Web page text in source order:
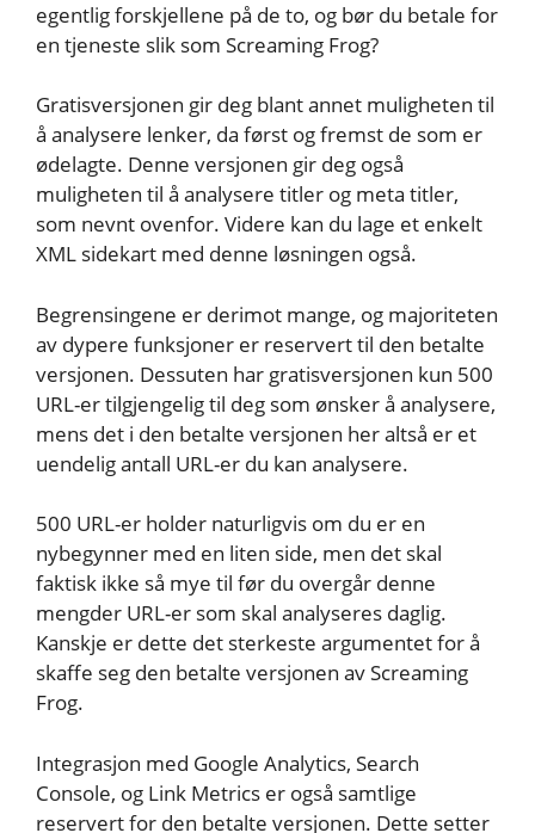
egentlig forskjellene på de to, og bør du betale for
en tjeneste slik som Screaming Frog?
Gratisversjonen gir deg blant annet muligheten til
å analysere lenker, da først og fremst de som er
ødelagte. Denne versjonen gir deg også
muligheten til å analysere titler og meta titler,
som nevnt ovenfor. Videre kan du lage et enkelt
XML sidekart med denne løsningen også.
Begrensingene er derimot mange, og majoriteten
av dypere funksjoner er reservert til den betalte
versjonen. Dessuten har gratisversjonen kun 500
URL-er tilgjengelig til deg som ønsker å analysere,
mens det i den betalte versjonen her altså er et
uendelig antall URL-er du kan analysere.
500 URL-er holder naturligvis om du er en
nybegynner med en liten side, men det skal
faktisk ikke så mye til før du overgår denne
mengder URL-er som skal analyseres daglig.
Kanskje er dette det sterkeste argumentet for å
skaffe seg den betalte versjonen av Screaming
Frog.
Integrasjon med Google Analytics, Search
Console, og Link Metrics er også samtlige
reservert for den betalte versjonen. Dette setter